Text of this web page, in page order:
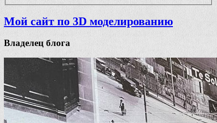
Мой сайт по 3D моделированию
Владелец блога